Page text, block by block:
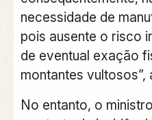
necessidade de
pois ausente o risco
de eventual exação
montantes vultosos”,
No entanto, o